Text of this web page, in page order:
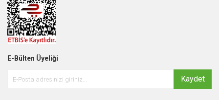
E-Bülten Üyeliği
Kaydet